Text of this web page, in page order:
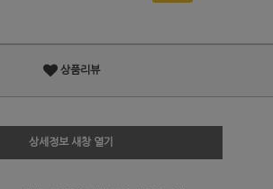
상품리뷰
상세정보 새창 열기